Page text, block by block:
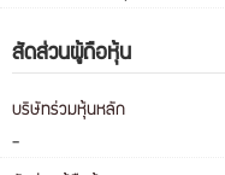
สัดส่วนผู้ถือหุ้น
บริษัทร่วมหุ้นหลัก
-